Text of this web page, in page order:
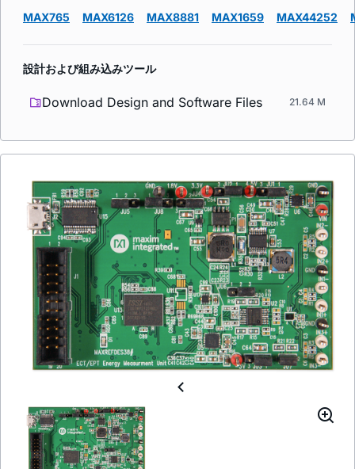
MAX765
MAX6126 MAX8881 MAX1659 MAX44252
設計および組み込みツール
Download Design and Software Files 21.64 M